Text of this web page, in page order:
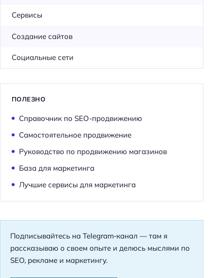
Сервисы
Создание сайтов
Социальные сети
ПОЛЕЗНО
Справочник по SEO-продвижению
Самостоятельное продвижение
Руководство по продвижению магазинов
База для маркетинга
Лучшие сервисы для маркетинга
Подписывайтесь на Telegram‑канал — там я
рассказываю о своем опыте и делюсь мыслями по
SEO, рекламе и маркетингу.